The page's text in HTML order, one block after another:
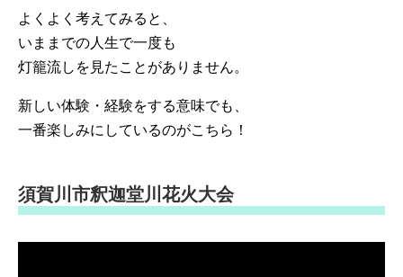
よくよく考えてみると、
いままでの人生で一度も
灯籠流しを見たことがありません。
新しい体験・経験をする意味でも、
一番楽しみにしているのがこちら！
須賀川市釈迦堂川花火大会